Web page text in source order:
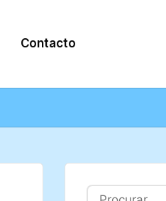
Contacto
Buscar